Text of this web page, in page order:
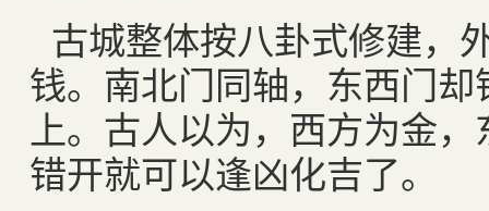
古城整体按八卦式修建，
钱。南北门同轴，东西门
上。古人以为，西方为金
错开就可以逢凶化吉了。